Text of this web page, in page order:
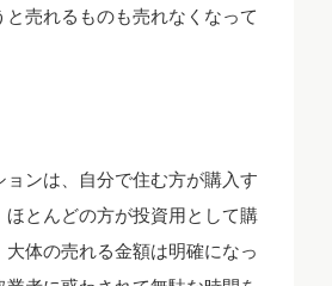
と売れるものも売れなくなって
ョンは、自分で住む方が購入す
ほとんどの方が投資用として購
大体の売れる金額は明確になっ